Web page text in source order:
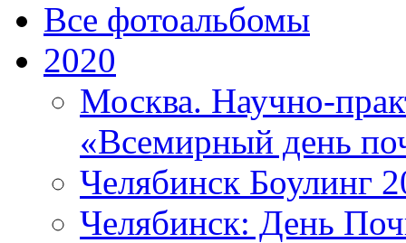
Все фотоальбомы
2020
Москва. Научно-
«Всемирный день
Челябинск Боулинг
Челябинск: День